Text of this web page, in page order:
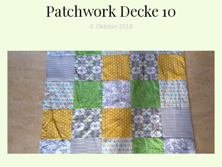
Patchwork Decke 10
4. Oktober 2018